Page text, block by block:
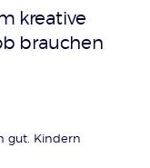
kreative
brauchen
gut. Kindern